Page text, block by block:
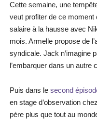
Cette semaine, une
veut profiter de ce
salaire à la hausse avec
mois. Armelle propose de
syndicale. Jack n’imagine
l’embarquer dans un autre
Puis dans le second
en stage d’observation
père plus que tout au